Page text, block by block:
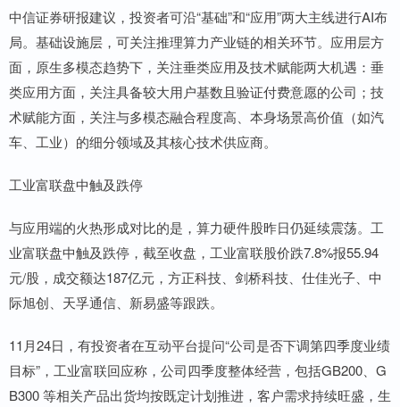
中信证券研报建议，投资者可沿“基础”和“应用”两大主线进行AI布
局。基础设施层，可关注推理算力产业链的相关环节。应用层方
面，原生多模态趋势下，关注垂类应用及技术赋能两大机遇：垂
类应用方面，关注具备较大用户基数且验证付费意愿的公司；技
术赋能方面，关注与多模态融合程度高、本身场景高价值（如汽
车、工业）的细分领域及其核心技术供应商。
工业富联盘中触及跌停
与应用端的火热形成对比的是，算力硬件股昨日仍延续震荡。工
业富联盘中触及跌停，截至收盘，工业富联股价跌7.8%报55.94
元/股，成交额达187亿元，方正科技、剑桥科技、仕佳光子、中
际旭创、天孚通信、新易盛等跟跌。
11月24日，有投资者在互动平台提问“公司是否下调第四季度业绩
目标”，工业富联回应称，公司四季度整体经营，包括GB200、G
B300 等相关产品出货均按既定计划推进，客户需求持续旺盛，生